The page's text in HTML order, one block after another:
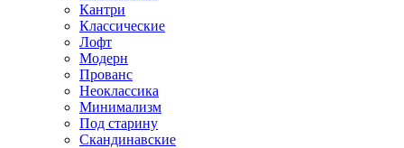
Кантри
Классические
Лофт
Модерн
Прованс
Неоклассика
Минимализм
Под старину
Скандинавские